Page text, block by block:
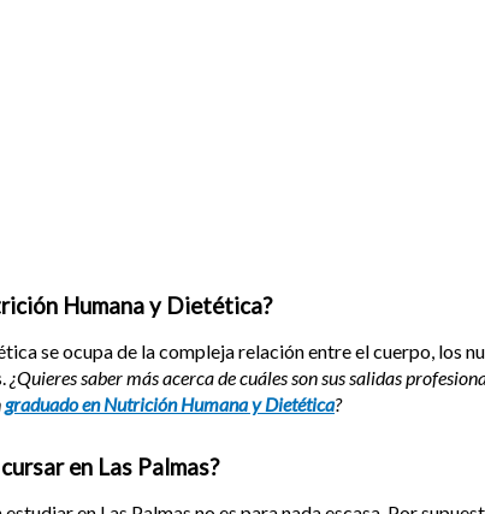
Humana y Dietética?
se ocupa de la compleja relación entre el cuerpo, los
¿Quieres saber más acerca de cuáles son sus salidas
graduado en Nutrición Humana y Dietética?
en Las Palmas?